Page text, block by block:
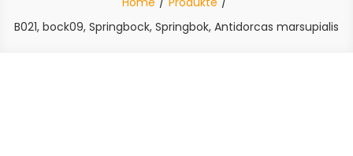
B021, bock09, Springbock, Springbok, Antidorcas marsupialis